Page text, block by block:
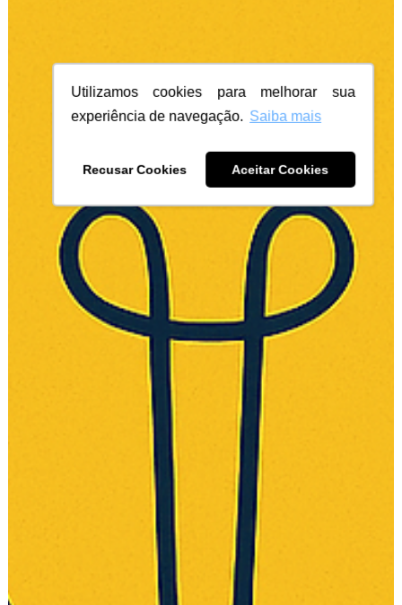
Utilizamos cookies para melhorar sua
experiência de navegação. Saiba mais
Recusar Cookies Aceitar Cookies